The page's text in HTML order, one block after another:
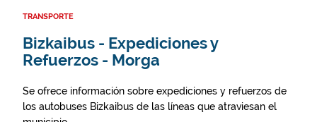
TRANSPORTE
Bizkaibus - Expediciones y
Refuerzos - Morga
Se ofrece información sobre expediciones y refuerzos de
los autobuses Bizkaibus de las líneas que atraviesan el